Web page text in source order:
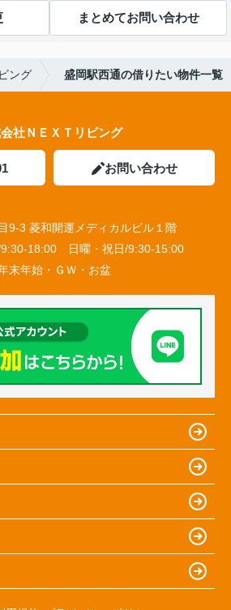
まとめてお問い合わせ
ング 盛岡駅西通の借りたい物件一覧
社ＮＥＸＴリビング
お問い合わせ
9-3 菱和開運メディカルビル１階
9:30-18:00 日曜・祝日/9:30-15:00
末年始・ＧＷ・お盆